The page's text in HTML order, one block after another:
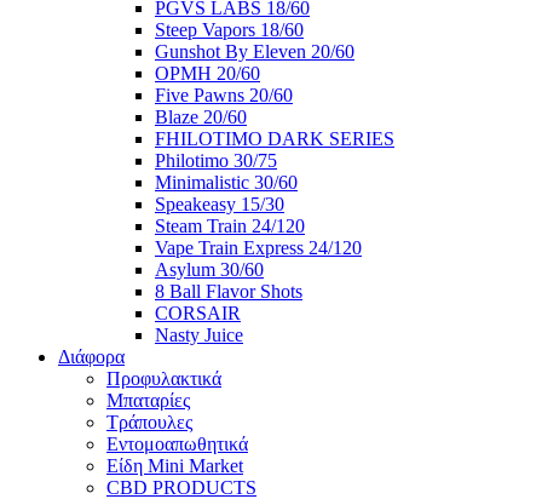
PGVS LABS 18/60
Steep Vapors 18/60
Gunshot By Eleven 20/60
ΟΡΜΗ 20/60
Five Pawns 20/60
Blaze 20/60
FHILOTIMO DARK SERIES
Philotimo 30/75
Minimalistic 30/60
Speakeasy 15/30
Steam Train 24/120
Vape Train Express 24/120
Asylum 30/60
8 Βall Flavor Shots
CORSAIR
Nasty Juice
Διάφορα
Προφυλακτικά
Μπαταρίες
Τράπουλες
Εντομοαπωθητικά
Είδη Mini Market
CBD PRODUCTS